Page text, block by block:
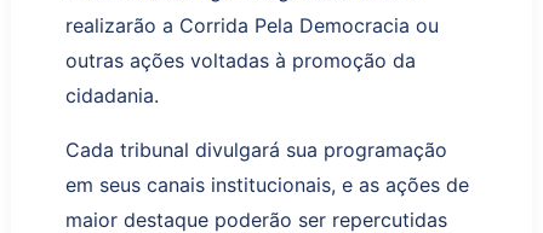
realizarão a Corrida Pela Democracia ou
outras ações voltadas à promoção da
cidadania.
Cada tribunal divulgará sua programação
em seus canais institucionais, e as ações de
maior destaque poderão ser repercutidas